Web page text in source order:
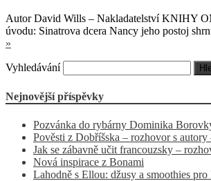
Autor David Wills – Nakladatelství KNIHY
úvodu: Sinatrova dcera Nancy jeho postoj
»
Vyhledávání
Nejnovější příspěvky
Pozvánka do rybárny Dominika
Pověsti z Dobříšska – rozhovor s
Jak se zábavně učit francouzsky –
Nová inspirace z Bonami
Lahodně s Ellou: džusy a smoothies pro